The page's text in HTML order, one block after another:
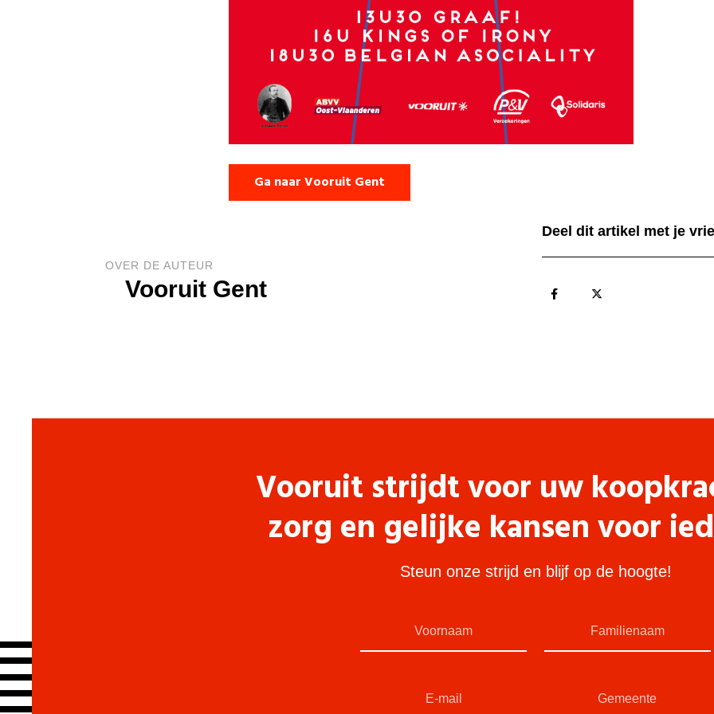
Ga naar Vooruit Gent
OVER DE AUTEUR
Vooruit Gent
Deel dit artikel met je
Vooruit strijdt voor uw
zorg en gelijke kansen voor
Steun onze strijd en blijf op de hoogte!